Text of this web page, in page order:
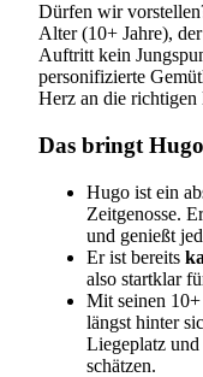
Dürfen wir
Alter (10+ Jahre),
Auftritt kein
personifizierte
Herz an die richtigen
Das bringt
Hugo ist ein
Zeitgenosse.
und genießt
Er ist bereits
also startklar
Mit seinen
längst hinter
Liegeplatz und
schätzen.